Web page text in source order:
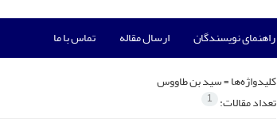
راهنمای نویسندگان ارسال مقاله تماس با ما
کلیدواژه‌ها =سید بن طاووس
تعداد مقالات: 1